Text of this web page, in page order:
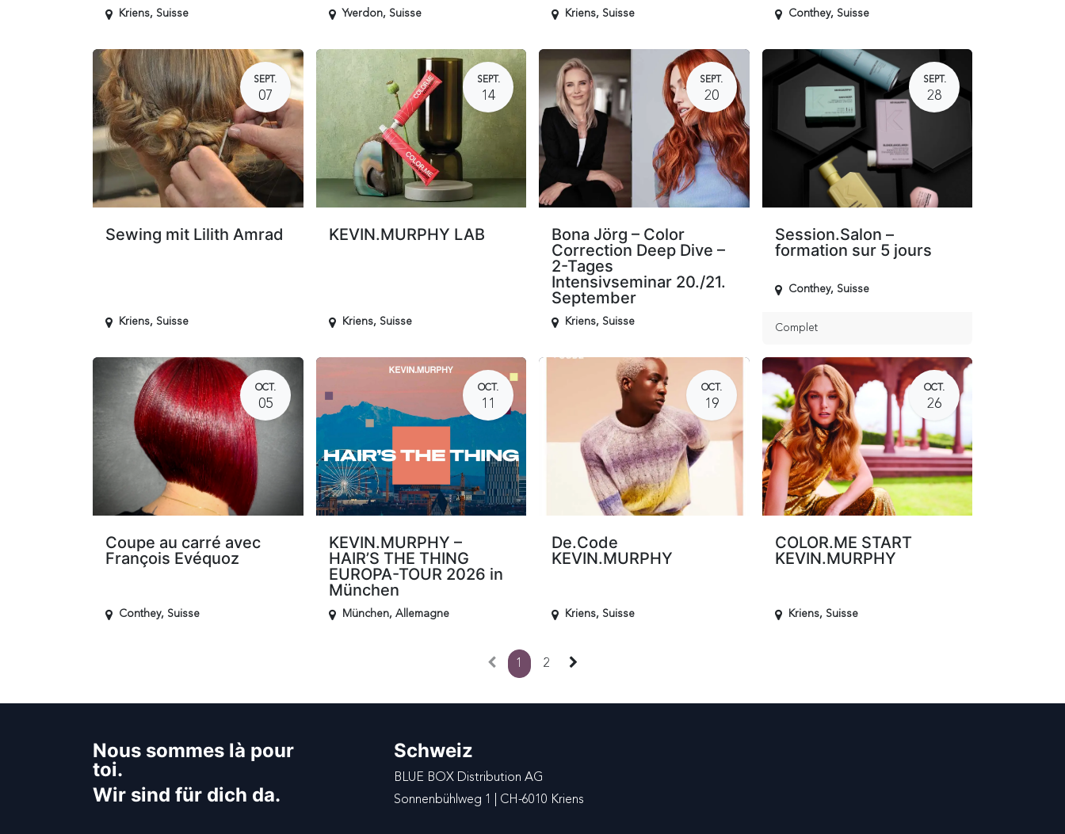
Kriens, Suisse Yverdon, Suisse Kriens, Suisse Conthey, Suisse
SEPT.
07
Sewing mit Lilith Amrad
Kriens, Suisse
SEPT.
14
KEVIN.MURPHY LAB
Kriens, Suisse
SEPT.
20
Bona Jörg – Color
Correction Deep Dive –
2-Tages
Intensivseminar 20./21.
September
Kriens, Suisse
SEPT.
28
Session.Salon –
formation sur 5 jours
Conthey, Suisse
Complet
OCT.
05
Coupe au carré avec
François Evéquoz
Conthey, Suisse
OCT.
11
KEVIN.MURPHY –
HAIR’S THE THING
EUROPA-TOUR 2026 in
München
München, Allemagne
OCT.
19
De.Code
KEVIN.MURPHY
Kriens, Suisse
OCT.
26
COLOR.ME START
KEVIN.MURPHY
Kriens, Suisse
1 2
Nous sommes là pour
toi.
Wir sind für dich da.
Schweiz
BLUE BOX Distribution AG
Sonnenbühlweg 1 | CH-6010 Kriens